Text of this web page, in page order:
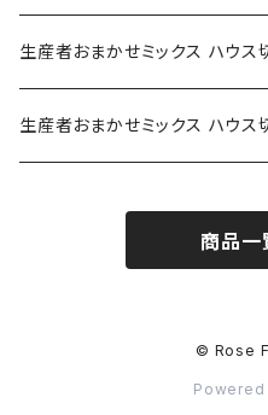
生産者おまかせミックス ハウス
15本（箱入り）
30本（箱入り）
生産者おまかせミックス ハウス
30本（箱入り、ラッピング、リボン
40本（箱入り、ラッピング、リボン
商品一
© Rose
Powered